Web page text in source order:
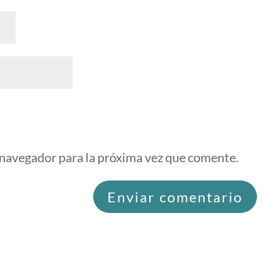
para la próxima vez que comente.